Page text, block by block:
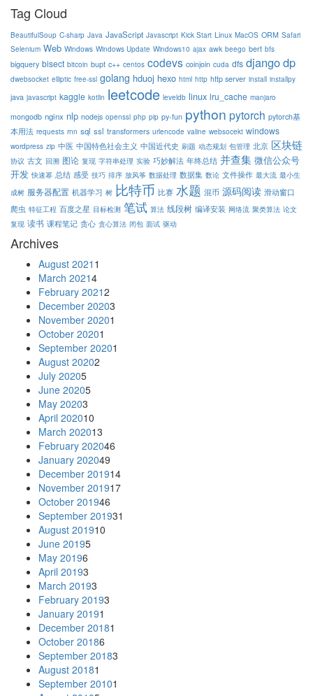
Tag Cloud
BeautifulSoup C-sharp Java JavaScript Javascript Kick Start Linux MacOS ORM Safari
Selenium Web Windows Windows Update Windows10 ajax awk beego bert bfs
bigquery bisect bitcoin bupt c++ centos codevs coinjoin cuda dfs djangodp
dwebsocket elliptic free-ssl golang hduoj hexo html http http server install installpy
java javascript kaggle kotlin leetcode leveldb linux lru_cache manjaro
mongodb nginx nlp nodejs openssl php pip py-fun python pytorch pytorch基
本用法 requests rnn sql ssl transformers urlencode valine websocekt windows
wordpress zip 中医 中国特色社会主义 中国近代史 刷题 动态规划 包管理 北京 区块链
协议 古文 回溯 图论 复现 字符串处理 实验 巧妙解法 年终总结 并查集 微信公众号
开发 快速幂 总结 感受 技巧 排序 放风筝 数据处理 数据集 数论 文件操作 最大流 最小生
成树 服务器配置 机器学习 树 比特币 比赛 水题 混币 源码阅读 滑动窗口
爬虫 特征工程 百度之星 目标检测 笔试 算法 线段树 编译安装 网络流 聚类算法 论文
复现 读书 课程笔记 贪心 贪心算法 闭包 面试 驱动
Archives
August 2021 1
March 20214
February 20212
December 20203
November 20201
October 20201
September 20201
August 20202
July 20205
June 20205
May 20203
April 202010
March 202013
February 202046
January 202049
December 201914
November 201917
October 201946
September 201931
August 201910
June 20195
May 20196
April 20193
March 20193
February 20193
January 20191
December 20181
October 20186
September 20183
August 20181
September 20101